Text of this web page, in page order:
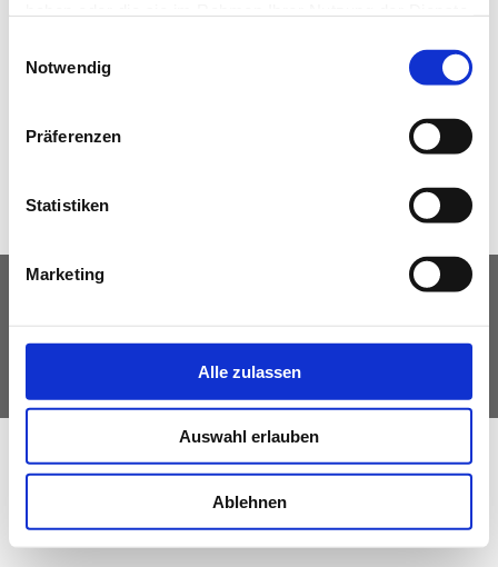
Notwendig
Präferenzen
Statistiken
Marketing
Alle zulassen
Auswahl erlauben
Ablehnen
Ort: WIFI Linz, Wiener Straße 150, 4020 Linz
Hinweis: 1. Kurstag 05.10.2026 - Beginn: 08.30 Uhr!
© Fachverband Ingenieurbüros Österreich